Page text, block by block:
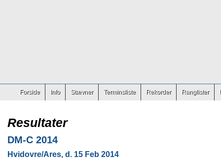
Forside Info Stævner Terminsliste Rekorder Ranglister
Resultater
DM-C 2014
Hvidovre/Ares, d. 15 Feb 2014